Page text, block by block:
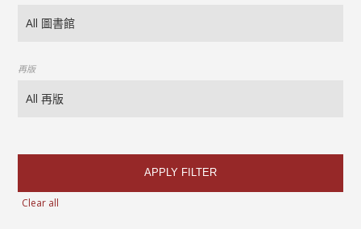
再版
APPLY FILTER
Clear all